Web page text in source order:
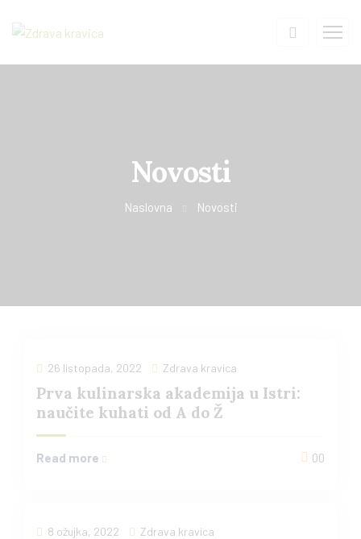
Novosti
Naslovna Novosti
26 listopada, 2022 Zdrava kravica
Prva kulinarska akademija u Istri:
naučite kuhati od A do Ž
Read more 00
8 ožujka, 2022 Zdrava kravica